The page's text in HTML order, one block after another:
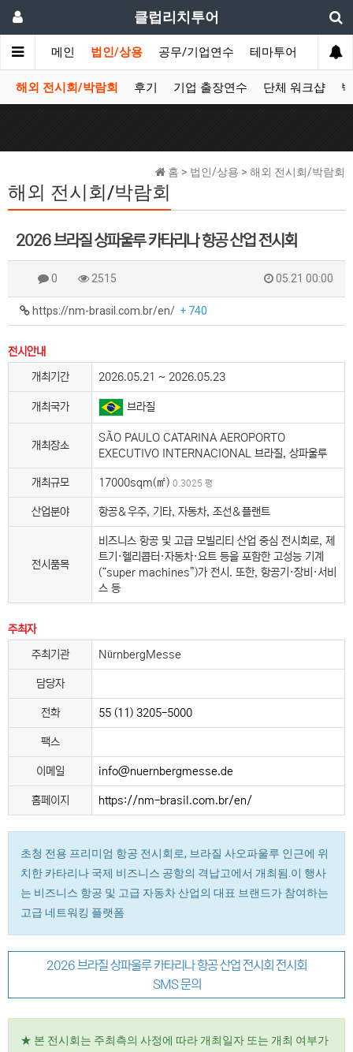
클럽리치투어
메인 법인/상용 공무/기업연수 테마투어 데이투
해외 전시회/박람회 후기 기업 출장연수 단체 워크샵
홈 > 법인/상용 > 해외 전시회/박람회
해외 전시회/박람회
2026 브라질 상파울루 카타리나 항공 산업 전시회
0 2515 05.21 00:00
https://nm-brasil.com.br/en/ + 740
전시안내
개최기간
2026.05.21 ~ 2026.05.23
개최국가 브라질
개최장소
SÃO PAULO CATARINA AEROPORTO
EXECUTIVO INTERNACIONAL 브라질, 상파울루
개최규모 17000sqm(㎡) 0.3025 평
산업분야 항공＆우주, 기타, 자동차, 조선＆플랜트
전시품목
비즈니스 항공 및 고급 모빌리티 산업 중심 전시회로, 제
트기·헬리콥터·자동차·요트 등을 포함한 고성능 기계
(“super machines”)가 전시. 또한, 항공기·장비·서비
스 등
주최자
주최기관
NürnbergMesse
담당자
전화 55 (11) 3205-5000
팩스
이메일 info@nuernbergmesse.de
홈페이지 https://nm-brasil.com.br/en/
초청 전용 프리미엄 항공 전시회로, 브라질 사오파울루 인근에 위
치한 카타리나 국제 비즈니스 공항의 격납고에서 개최됨.이 행사
는 비즈니스 항공 및 고급 자동차 산업의 대표 브랜드가 참여하는
고급 네트워킹 플랫폼
2026 브라질 상파울루 카타리나 항공 산업 전시회 전시회
SMS 문의
★ 본 전시회는 주최측의 사정에 따라 개최일자 또는 개최 여부가